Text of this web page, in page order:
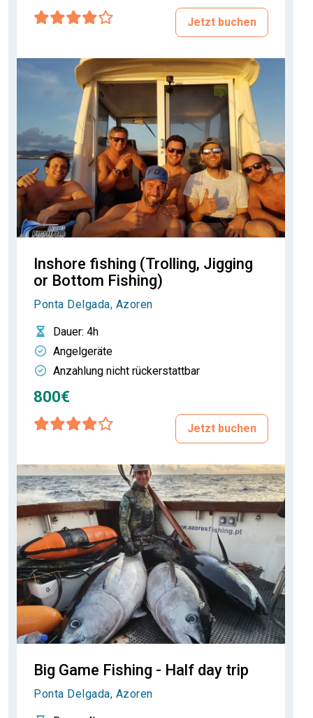
Jetzt buchen
Inshore fishing (Trolling, Jigging
or Bottom Fishing)
Ponta Delgada, Azoren
Dauer: 4h
Angelgeräte
Anzahlung nicht rückerstattbar
800€
Jetzt buchen
Big Game Fishing - Half day trip
Ponta Delgada, Azoren